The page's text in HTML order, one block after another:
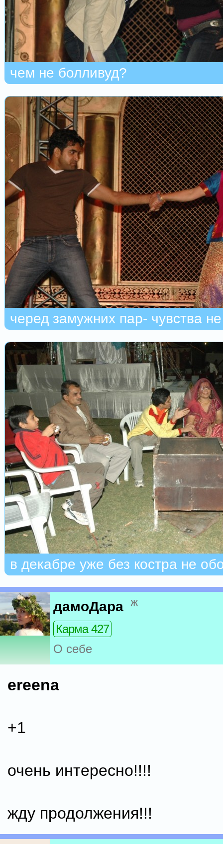
чем не болливуд?
черед замужних пар- чувства
в декабре уже без костра не
дамоДара ж
Карма 427
О себе
ereena
+1
очень интересно!!!!
жду продолжения!!!